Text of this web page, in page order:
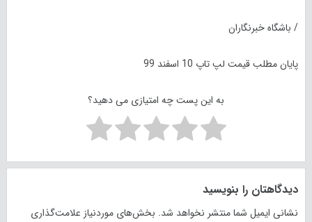
/ باشگاه خبرنگاران
پایان مطلب قیمت لپ تاپ 10 اسفند 99
به این پست چه امتیازی می دهید؟
دیدگاهتان را بنویسید
نشانی ایمیل شما منتشر نخواهد شد. بخش‌های موردنیاز علامت‌گذاری